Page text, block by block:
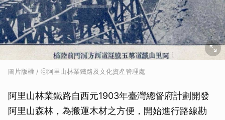
圖片版權 / ⓒ阿里山林業鐵路及文化資產管理處
阿里山林業鐵路自西元1903年臺灣總督府計劃開發
阿里山森林，為搬運木材之方便，開始進行路線勘